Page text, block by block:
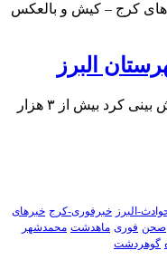
های کرج – کیش و بالعکس
البرز
مدیر جهاد کشاورزی شهرستان البرز پیش بینی کرد بیش از ۳ هزار
البرز خبرفوری-کرج خبرهای
صحن فوری ماهدشت محمدشهر
گوهردشت